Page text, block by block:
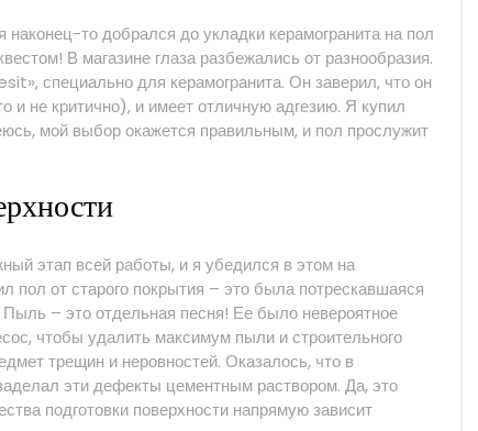
наконец-то добрался до укладки керамогранита на пол
В магазине глаза разбежались от разнообразия.
специально для керамогранита. Он заверил, что он
и не критично), и имеет отличную адгезию. Я купил
мой выбор окажется правильным, и пол прослужит
этап всей работы, и я убедился в этом на
пол от старого покрытия – это была потрескавшаяся
– это отдельная песня! Ее было невероятное
чтобы удалить максимум пыли и строительного
трещин и неровностей. Оказалось, что в
эти дефекты цементным раствором. Да, это
подготовки поверхности напрямую зависит